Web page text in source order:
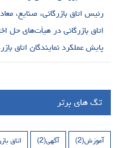
رئیس اتاق بازرگانی، صنایع،
اتاق بازرگانی در هیأت‌های حل
پایش عملکرد نمایندگان اتاق
تگ های برتر
آموزش(2) آگهی(2) اتاق